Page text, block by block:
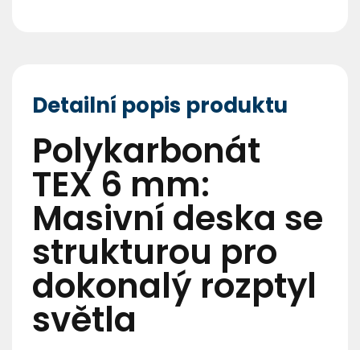
Detailní popis produktu
Polykarbonát
TEX 6 mm:
Masivní deska se
strukturou pro
dokonalý rozptyl
světla